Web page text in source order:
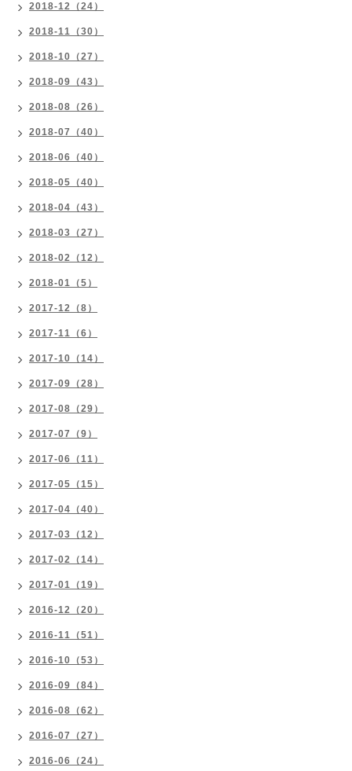
2018-12（24）
2018-11（30）
2018-10（27）
2018-09（43）
2018-08（26）
2018-07（40）
2018-06（40）
2018-05（40）
2018-04（43）
2018-03（27）
2018-02（12）
2018-01（5）
2017-12（8）
2017-11（6）
2017-10（14）
2017-09（28）
2017-08（29）
2017-07（9）
2017-06（11）
2017-05（15）
2017-04（40）
2017-03（12）
2017-02（14）
2017-01（19）
2016-12（20）
2016-11（51）
2016-10（53）
2016-09（84）
2016-08（62）
2016-07（27）
2016-06（24）